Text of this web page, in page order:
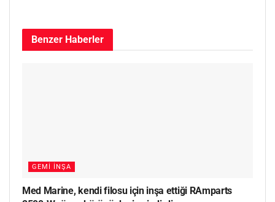
Benzer Haberler
GEMI İNŞA
Med Marine, kendi filosu için inşa ettiği RAmparts